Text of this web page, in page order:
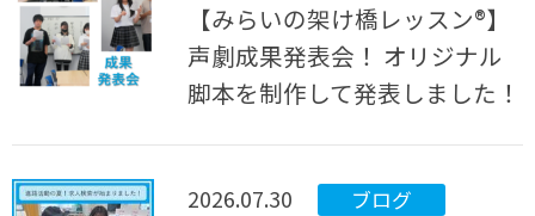
【みらいの架け橋レッスン®】
声劇成果発表会！ オリジナル
脚本を制作して発表しました！
2026.07.30 ブログ